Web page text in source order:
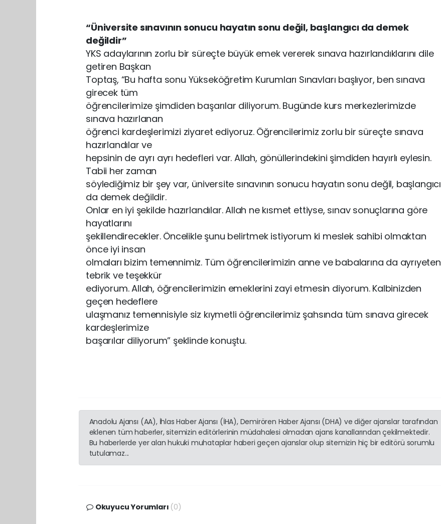
“Üniversite sınavının sonucu hayatın sonu değil, başlangıcı da demek
değildir”
YKS adaylarının zorlu bir süreçte büyük emek vererek sınava hazırlandıklarını dile
getiren Başkan
Toptaş, “Bu hafta sonu Yükseköğretim Kurumları Sınavları başlıyor, ben sınava
girecek tüm
öğrencilerimize şimdiden başarılar diliyorum. Bugünde kurs merkezlerimizde
sınava hazırlanan
öğrenci kardeşlerimizi ziyaret ediyoruz. Öğrencilerimiz zorlu bir süreçte sınava
hazırlandılar ve
hepsinin de ayrı ayrı hedefleri var. Allah, gönüllerindekini şimdiden hayırlı eylesin.
Tabii her zaman
söylediğimiz bir şey var, üniversite sınavının sonucu hayatın sonu değil, başlangıcı
da demek değildir.
Onlar en iyi şekilde hazırlandılar. Allah ne kısmet ettiyse, sınav sonuçlarına göre
hayatlarını
şekillendirecekler. Öncelikle şunu belirtmek istiyorum ki meslek sahibi olmaktan
önce iyi insan
olmaları bizim temennimiz. Tüm öğrencilerimizin anne ve babalarına da ayrıyeten
tebrik ve teşekkür
ediyorum. Allah, öğrencilerimizin emeklerini zayi etmesin diyorum. Kalbinizden
geçen hedeflere
ulaşmanız temennisiyle siz kıymetli öğrencilerimiz şahsında tüm sınava girecek
kardeşlerimize
başarılar diliyorum” şeklinde konuştu.
Anadolu Ajansı (AA), İhlas Haber Ajansı (İHA), Demirören Haber Ajansı (DHA) ve diğer ajanslar tarafından
eklenen tüm haberler, sitemizin editörlerinin müdahalesi olmadan ajans kanallarından çekilmektedir.
Bu haberlerde yer alan hukuki muhataplar haberi geçen ajanslar olup sitemizin hiç bir editörü sorumlu
tutulamaz...
Okuyucu Yorumları (0)